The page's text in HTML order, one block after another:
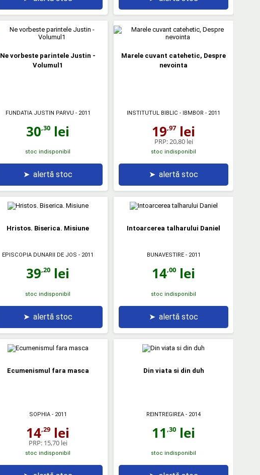
Ne vorbeste parintele Justin -
Volumul1
FUNDATIA JUSTIN PARVU - 2011
30,30 lei
stoc indisponibil
➤ alertă stoc
Marele cuvant catehetic, Despre
nevointa
INSTITUTUL BIBLIC - IBMBOR - 2011
19,97 lei
PRP:20,80 lei
stoc indisponibil
➤ alertă stoc
Hristos. Biserica. Misiune
EPISCOPIA DUNARII DE JOS - 2011
39,20 lei
stoc indisponibil
➤ alertă stoc
Intoarcerea talharului Daniel
BUNAVESTIRE- 2011
14,00 lei
stoc indisponibil
➤ alertă stoc
Ecumenismul fara masca
SOPHIA- 2011
14,29 lei
PRP: 15,70 lei
stoc indisponibil
Din viata si din duh
REINTREGIREA - 2014
11 ,30 lei
stoc indisponibil